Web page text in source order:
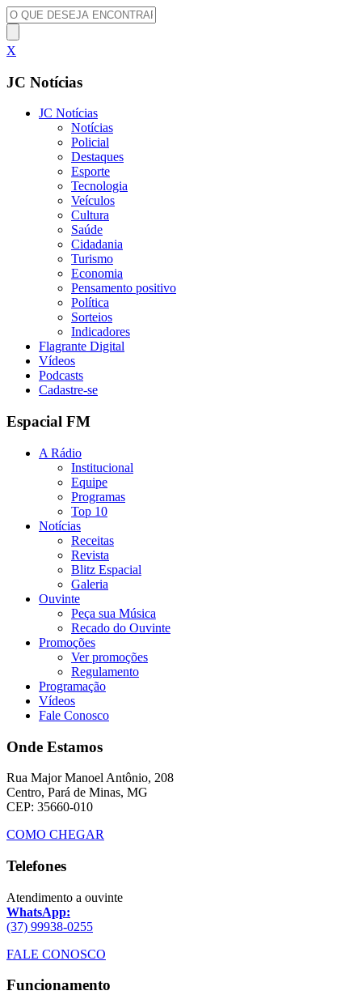
X
JC Notícias
JC Notícias
Notícias
Policial
Destaques
Esporte
Tecnologia
Veículos
Cultura
Saúde
Cidadania
Turismo
Economia
Pensamento positivo
Política
Sorteios
Indicadores
Flagrante Digital
Vídeos
Podcasts
Cadastre-se
Espacial FM
A Rádio
Institucional
Equipe
Programas
Top 10
Notícias
Receitas
Revista
Blitz Espacial
Galeria
Ouvinte
Peça sua Música
Recado do Ouvinte
Promoções
Ver promoções
Regulamento
Programação
Vídeos
Fale Conosco
Onde Estamos
Rua Major Manoel Antônio, 208
Centro, Pará de Minas, MG
CEP: 35660-010
COMO CHEGAR
Telefones
Atendimento a ouvinte
WhatsApp:
(37) 99938-0255
FALE CONOSCO
Funcionamento